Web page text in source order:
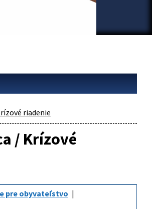
riadenie
/ Krízové
pre obyvateľstvo